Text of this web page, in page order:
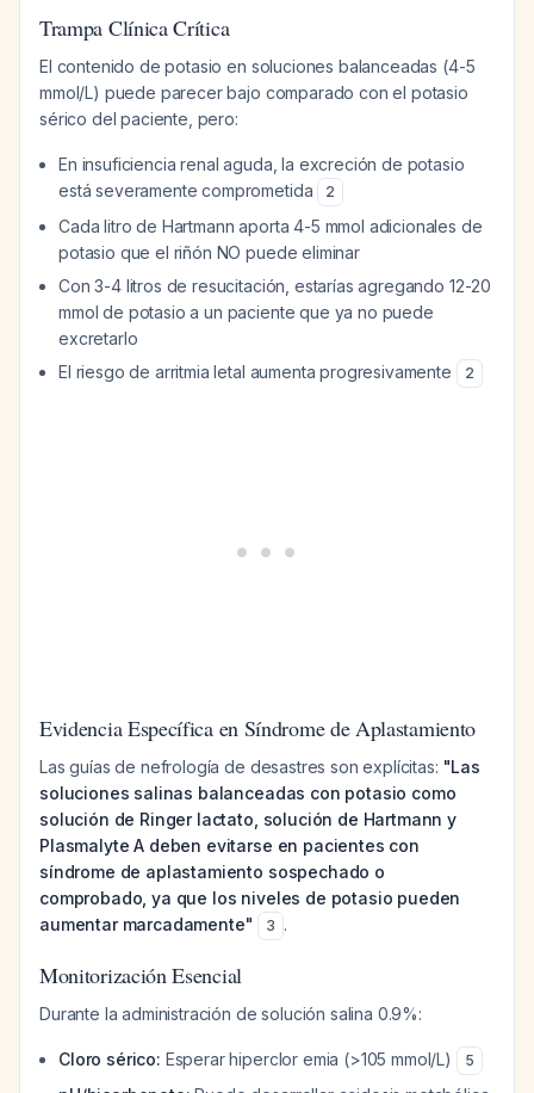
Trampa Clínica Crítica
El contenido de potasio en soluciones balanceadas (4-5
mmol/L) puede parecer bajo comparado con el potasio
sérico del paciente, pero:
En insuficiencia renal aguda, la excreción de potasio
está severamente comprometida
2
Cada litro de Hartmann aporta 4-5 mmol adicionales de
potasio que el riñón NO puede eliminar
Con 3-4 litros de resucitación, estarías agregando 12-20
mmol de potasio a un paciente que ya no puede
excretarlo
El riesgo de arritmia letal aumenta progresivamente
2
Evidencia Específica en Síndrome de Aplastamiento
Las guías de nefrología de desastres son explícitas: "Las
soluciones salinas balanceadas con potasio como
solución de Ringer lactato, solución de Hartmann y
Plasmalyte A deben evitarse en pacientes con
síndrome de aplastamiento sospechado o
comprobado, ya que los niveles de potasio pueden
aumentar marcadamente"
3 .
Monitorización Esencial
Durante la administración de solución salina 0.9%:
Cloro sérico: Esperar hiperclor emia (>105 mmol/L) 5